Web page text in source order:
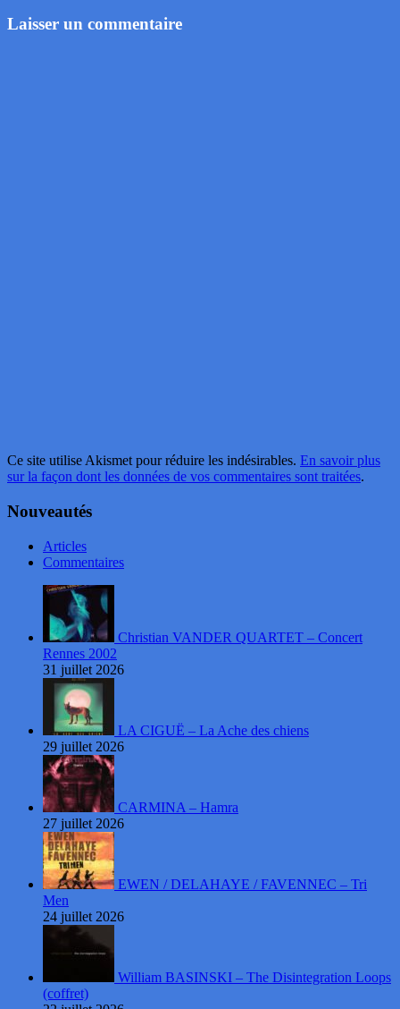
Laisser un commentaire
Ce site utilise Akismet pour réduire les indésirables. En savoir plus
sur la façon dont les données de vos commentaires sont traitées.
Nouveautés
Articles
Commentaires
Christian VANDER QUARTET – Concert
Rennes 2002
31 juillet 2026
LA CIGUË – La Ache des chiens
29 juillet 2026
CARMINA – Hamra
27 juillet 2026
EWEN / DELAHAYE / FAVENNEC – Tri
Men
24 juillet 2026
William BASINSKI – The Disintegration Loops
(coffret)